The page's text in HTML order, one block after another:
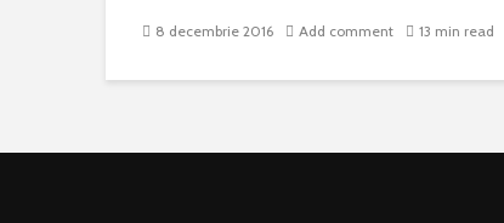
8 decembrie 2016 Add comment 13 min read